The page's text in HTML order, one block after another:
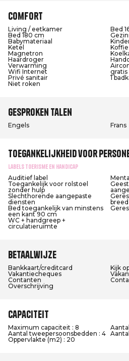
Comfort
Living / eetkamer
Bed
Bed 180 cm
Babymateriaal
Ketel
Magnetron
Haardroger
Verwarming
Wifi Internet
Privé sanitair
1
Niet roken
Gesproken talen
Engels Frans
Toegankelijkheid voor
Labels Toerisme en Handicap
Auditief label
Toegankelijk voor rolstoel
zonder hulp
Slechthorende aangepaste
diensten
breed
Bed toegankelijk van minstens
een kant 90 cm
WC + handgreep +
circulatieruimte
Betaalwijze
Bankkaart/creditcard
Kijk
Vakantiecheques
Contanten
Overschrijving
Capaciteit
Maximum capaciteit : 8
Aantal tweepersoonsbedden : 4
Oppervlakte (m2) : 20